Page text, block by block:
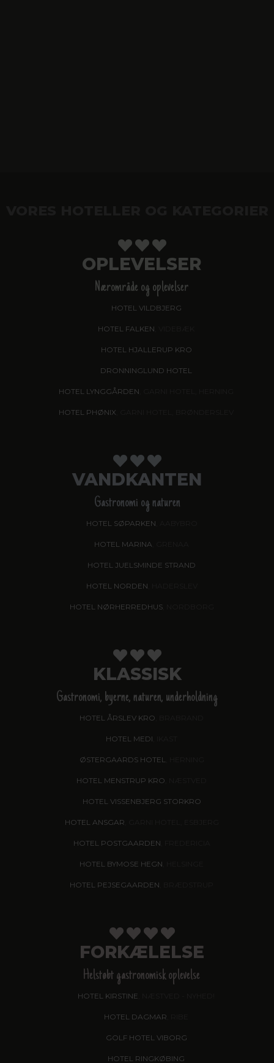
OPLEVELSER
Nærområde og oplevelser
HOTEL VILDBJERG
HOTEL FALKEN
HOTEL HJALLERUP KRO
DRONNINGLUND HOTEL
HOTEL LYNGGÅRDEN
HOTEL PHØNIX
VANDKANTEN
Gastronomi og naturen
HOTEL SØPARKEN
HOTEL MARINA
HOTEL JUELSMINDE STRAND
HOTEL NORDEN
HOTEL NØRHERREDHUS, NORDBORG
KLASSISK
Gastronomi, byerne, naturen, underholdning
HOTEL ÅRSLEV KRO
HOTEL MEDI
ØSTERGAARDS HOTEL
HOTEL MENSTRUP KRO
HOTEL VISSENBJERG STORKRO
HOTEL ANSGAR
HOTEL POSTGAARDEN
HOTEL BYMOSE HEGN
HOTEL PEJSEGAARDEN
FORKÆLELSE
Helstøbt gastronomisk oplevelse
HOTEL KIRSTINE
HOTEL DAGMAR
GOLF HOTEL VIBORG
HOTEL RINGKØBING